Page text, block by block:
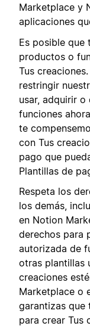
Marketplace y
aplicaciones
Es posible que
productos o
Tus
restringir
usar, adquirir
funciones
te
con Tus
pago que
Plantillas de
Respeta los
los demás,
en Notion
derechos para
autorizada de
otras plantillas
creaciones
Marketplace o
garantizas que
para crear Tus